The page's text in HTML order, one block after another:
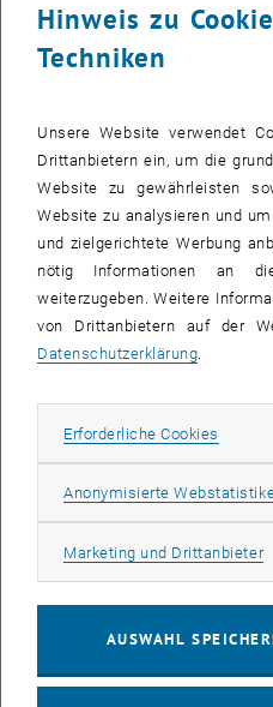
MMag. Dr. Olivia Vrabl
Dr. Maria Dabringer
Hinweis zu
Techniken
Unsere Website verwendet
Drittanbietern ein, um die
Website zu gewährleisten
Website zu analysieren und
und zielgerichtete Werbung
nötig Informationen an
weiterzugeben. Weitere
von Drittanbietern auf der
Datenschutzerklärung.
Erforderliche Cookies
Anonymisierte
Marketing und Drittanbieter
AUSWAHL